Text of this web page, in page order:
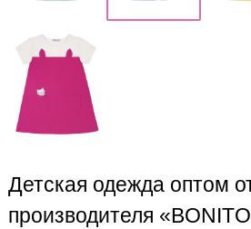
Детская одежда оптом
производителя